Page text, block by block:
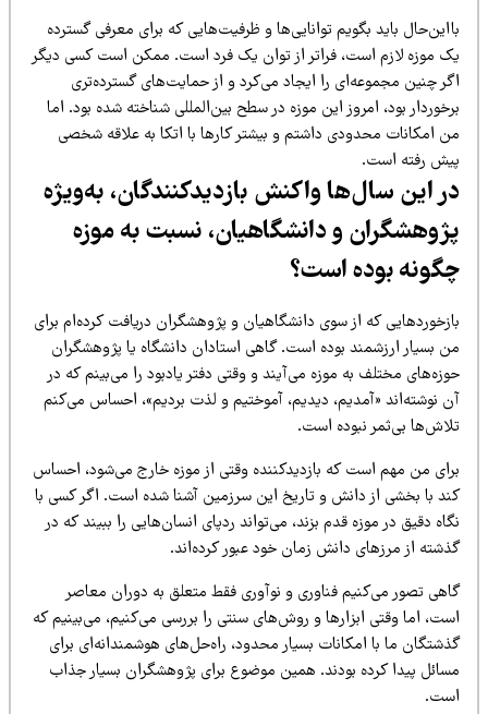
باید بگویم توانایی‌ها و ظرفیت‌هایی که برای معرفی گسترده
موزه لازم است، فراتر از توان یک فرد است. ممکن است کسی دیگر
چنین مجموعه‌ای را ایجاد می‌کرد و از حمایت‌های گسترده‌تری
بود، امروز این موزه در سطح بین‌المللی شناخته شده بود. اما
امکانات محدودی داشتم و بیشتر کارها با اتکا به علاقه شخصی
رفته است.
این سال‌ها واکنش بازدیدکنندگان، به‌ویژه
و دانشگاهیان، نسبت به موزه
بوده است؟
که از سوی دانشگاهیان و پژوهشگران دریافت کرده‌ام برای
بسیار ارزشمند بوده است. گاهی استادان دانشگاه یا پژوهشگران
مختلف به موزه می‌آیند و وقتی دفتر یادبود را می‌بینم که در
نوشته‌اند «آمدیم، دیدیم، آموختیم و لذت بردیم»، احساس می‌کنم
بی‌ثمر نبوده است.
من مهم است که بازدیدکننده وقتی از موزه خارج می‌شود، احساس
با بخشی از دانش و تاریخ این سرزمین آشنا شده است. اگر کسی با
دقیق در موزه قدم بزند، می‌تواند ردپای انسان‌هایی را ببیند که در
از مرزهای دانش زمان خود عبور کرده‌اند.
تصور می‌کنیم فناوری و نوآوری فقط متعلق به دوران معاصر
اما وقتی ابزارها و روش‌های سنتی را بررسی می‌کنیم، می‌بینیم که
ما با امکانات بسیار محدود، راه‌حل‌های هوشمندانه‌ای برای
پیدا کرده بودند. همین موضوع برای پژوهشگران بسیار جذاب